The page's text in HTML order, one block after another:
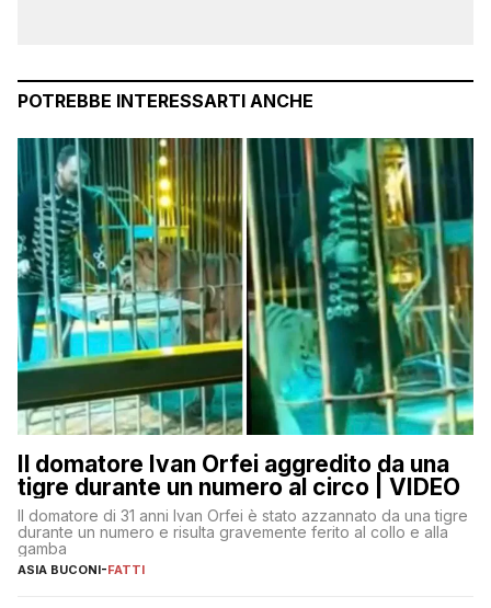
POTREBBE INTERESSARTI ANCHE
Il domatore Ivan Orfei aggredito da una
tigre durante un numero al circo | VIDEO
Il domatore di 31 anni Ivan Orfei è stato azzannato da una tigre
durante un numero e risulta gravemente ferito al collo e alla
gamba
ASIA BUCONI-FATTI